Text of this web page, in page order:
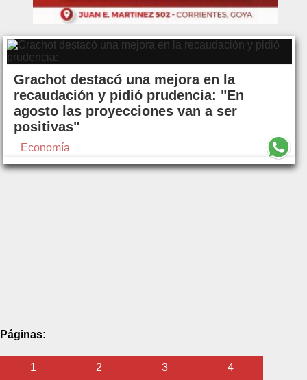
Grachot destacó una mejora en la
recaudación y pidió prudencia: "En
agosto las proyecciones van a ser
positivas"
Economía
Páginas:
1 2 3 4